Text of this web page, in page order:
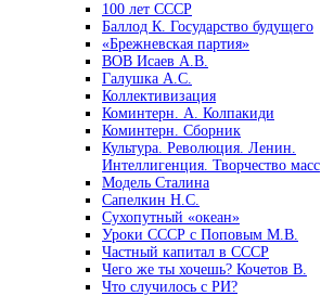
100 лет СССР
Баллод К. Государство будущего
«Брежневская партия»
ВОВ Исаев А.В.
Галушка А.С.
Коллективизация
Коминтерн. А. Колпакиди
Коминтерн. Сборник
Культура. Революция. Ленин.
Интеллигенция. Творчество масс
Модель Сталина
Сапелкин Н.С.
Сухопутный «океан»
Уроки СССР с Поповым М.В.
Частный капитал в СССР
Чего же ты хочешь? Кочетов В.
Что случилось с РИ?